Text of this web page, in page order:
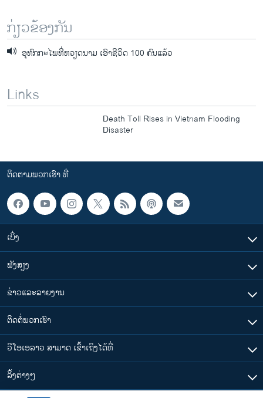
ກ່ຽວຂ້ອງກັນ
ອຸທົກກະໄພທີ່ຫວຽດນາມ ເອົາຊີວິດ 100 ຄົນແລ້ວ
Links
Death Toll Rises in Vietnam Flooding
Disaster
ຕິດຕາມພວກເຮົາ ທີ່
ເບິ່ງ
ຟັງສຽງ
ຂ່າວແລະລາຍງານ
ຕິດຕໍ່ພວກເຮົາ
ວີໂອເອລາວ ສາມາດ ເຂົ້າເຖິງໄດ້ທີ່
​ລິ້ງ​ຕ່າງໆ